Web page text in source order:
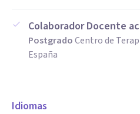
Colaborador Docente
PostgradoCentro de
España
Idiomas